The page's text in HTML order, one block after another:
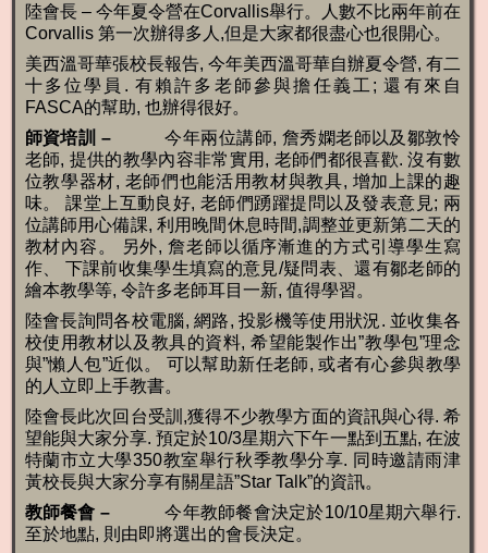
陸會長 – 今年夏令營在Corvallis舉行。人數不比兩年前在
Corvallis 第一次辦得多人,但是大家都很盡心也很開心。
美西溫哥華張校長報告, 今年美西溫哥華自辦夏令營, 有二
十多位學員. 有賴許多老師參與擔任義工; 還有來自
FASCA的幫助, 也辦得很好。
師資培訓
–
今年兩位講師, 詹秀嫻老師以及鄒敦怜
老師, 提供的教學內容非常實用, 老師們都很喜歡. 沒有數
位教學器材, 老師們也能活用教材與教具, 增加上課的趣
味。 課堂上互動良好, 老師們踴躍提問以及發表意見; 兩
位講師用心備課, 利用晚間休息時間,調整並更新第二天的
教材內容。 另外, 詹老師以循序漸進的方式引導學生寫
作、 下課前收集學生填寫的意見/疑問表、還有鄒老師的
繪本教學等, 令許多老師耳目一新, 值得學習。
陸會長詢問各校電腦, 網路, 投影機等使用狀況. 並收集各
校使用教材以及教具的資料, 希望能製作出”教學包”理念
與”懶人包”近似。 可以幫助新任老師, 或者有心參與教學
的人立即上手教書。
陸會長此次回台受訓,獲得不少教學方面的資訊與心得. 希
望能與大家分享. 預定於10/3星期六下午一點到五點, 在波
特蘭市立大學350教室舉行秋季教學分享. 同時邀請雨津
黃校長與大家分享有關星語”Star Talk”的資訊。
教師餐會 –
今年教師餐會決定於10/10星期六舉行.
至於地點, 則由即將選出的會長決定。